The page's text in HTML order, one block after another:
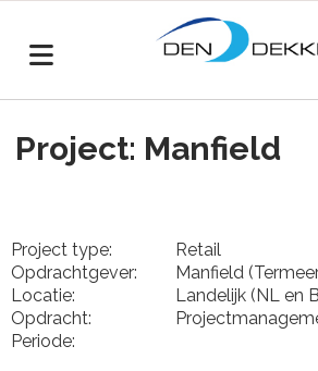
Project: Manfield
Project type:
Retail
Opdrachtgever:
Manfield
Locatie:
Landelijk (NL en
Opdracht:
Periode: